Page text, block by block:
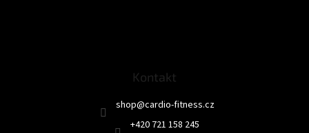
Kontakt
shop@cardio-fitness.cz
+420 721 158 245